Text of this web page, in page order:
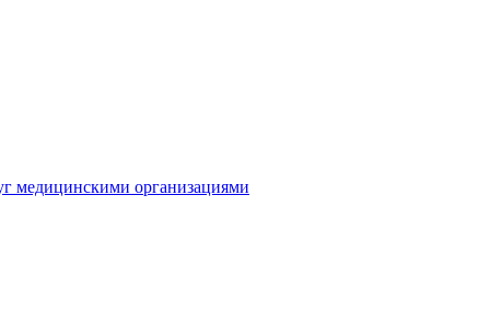
медицинскими организациями